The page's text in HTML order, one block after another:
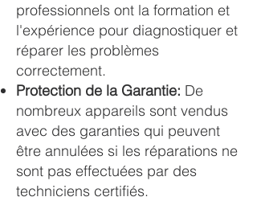
professionnels ont la formation et
l'expérience pour diagnostiquer et
réparer les problèmes
correctement.
Protection de la Garantie: De
nombreux appareils sont vendus
avec des garanties qui peuvent
être annulées si les réparations ne
sont pas effectuées par des
techniciens certifiés.